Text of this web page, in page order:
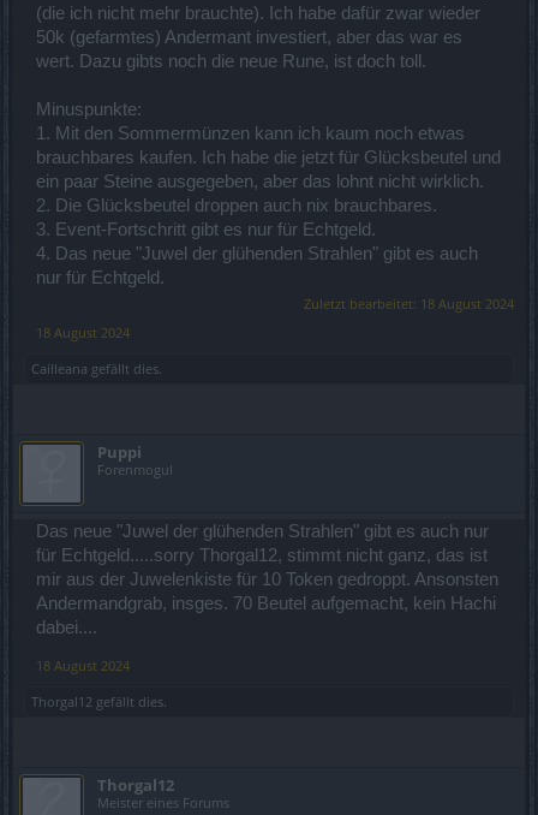
(die ich nicht mehr brauchte). Ich habe dafür zwar wieder
50k (gefarmtes) Andermant investiert, aber das war es
wert. Dazu gibts noch die neue Rune, ist doch toll.
Minuspunkte:
1. Mit den Sommermünzen kann ich kaum noch etwas
brauchbares kaufen. Ich habe die jetzt für Glücksbeutel und
ein paar Steine ausgegeben, aber das lohnt nicht wirklich.
2. Die Glücksbeutel droppen auch nix brauchbares.
3. Event-Fortschritt gibt es nur für Echtgeld.
4. Das neue "Juwel der glühenden Strahlen" gibt es auch
nur für Echtgeld.
Zuletzt bearbeitet: 18 August 2024
18 August 2024
Cailleana gefällt dies.
Puppi
Forenmogul
Das neue "Juwel der glühenden Strahlen" gibt es auch nur
für Echtgeld.....sorry Thorgal12, stimmt nicht ganz, das ist
mir aus der Juwelenkiste für 10 Token gedroppt. Ansonsten
Andermandgrab, insges. 70 Beutel aufgemacht, kein Hachi
dabei....
18 August 2024
Thorgal12 gefällt dies.
Thorgal12
Meister eines Forums